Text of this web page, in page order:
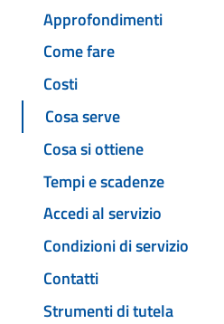
Approfondimenti
Come fare
Costi
Cosa serve
Cosa si ottiene
Tempi e scadenze
Accedi al servizio
Condizioni di servizio
Contatti
Strumenti di tutela